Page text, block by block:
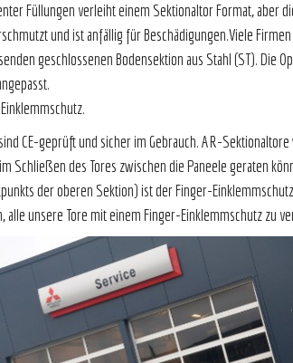
Füllungen verleiht einem Sektionaltor Format, aber
und ist anfällig für Beschädigungen.Viele
geschlossenen Bodensektion aus Stahl (ST). Die
mit Finger-
CE-geprüft und sicher im Gebrauch. AR-
Schließen des Tores zwischen die Paneele geraten
der oberen Sektion) ist der Finger-
unsere Tore mit einem Finger-Einklemmschutz zu